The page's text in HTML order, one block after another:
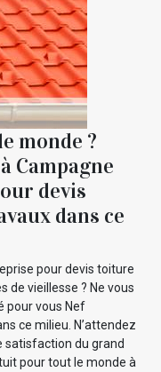
monde ?
Campagne
devis
dans ce
pour devis toiture
de vieillesse ? Ne vous
pour vous Nef
ce milieu. N’attendez
satisfaction du grand
pour tout le monde à